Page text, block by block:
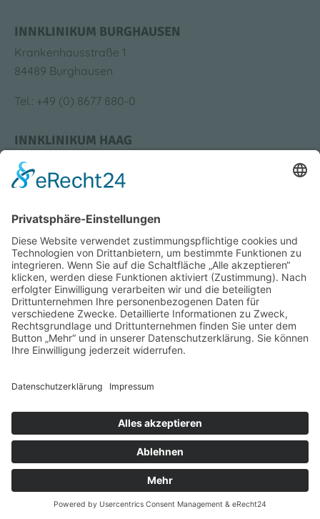
INNKLINIKUM BURGHAUSEN
Krankenhausstraße 1
84489 Burghausen
Tel.: +49 (0) 8677 880-0
INNKLINIKUM HAAG
Krankenhausstraße 4
83527 Haag i. OB
Bildung & Karriere
Medizin & Standorte
Impressum
Datenschutz